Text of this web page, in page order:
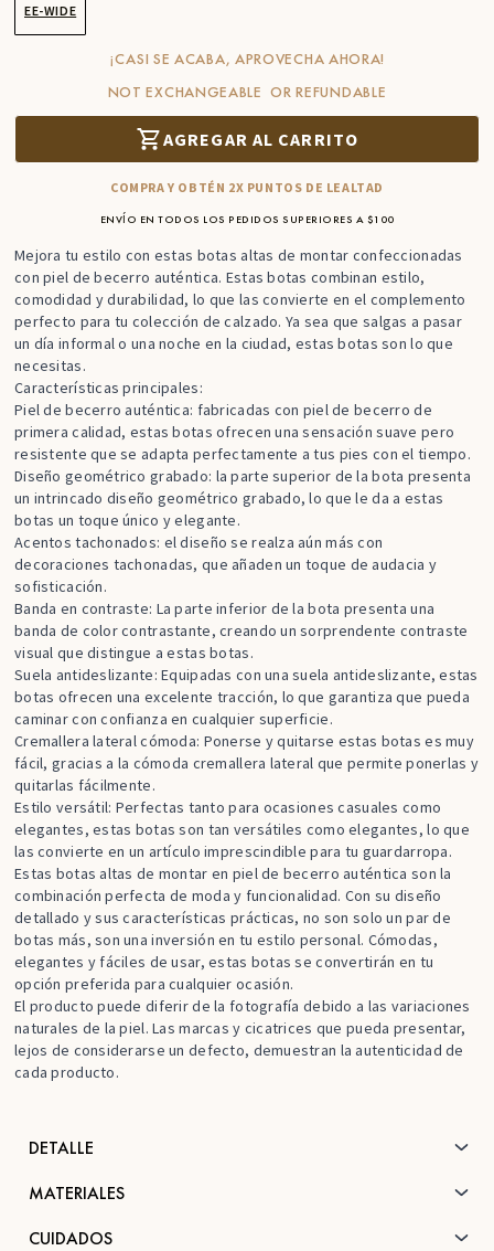
EE-WIDE
¡CASI SE ACABA, APROVECHA AHORA!
NOT EXCHANGEABLE OR REFUNDABLE
AGREGAR AL CARRITO
COMPRA Y OBTÉN 2X PUNTOS DE LEALTAD
ENVÍO EN TODOS LOS PEDIDOS SUPERIORES A $100
Mejora tu estilo con estas botas altas de montar confeccionadas
con piel de becerro auténtica. Estas botas combinan estilo,
comodidad y durabilidad, lo que las convierte en el complemento
perfecto para tu colección de calzado. Ya sea que salgas a pasar
un día informal o una noche en la ciudad, estas botas son lo que
necesitas.
Características principales:
Piel de becerro auténtica: fabricadas con piel de becerro de
primera calidad, estas botas ofrecen una sensación suave pero
resistente que se adapta perfectamente a tus pies con el tiempo.
Diseño geométrico grabado: la parte superior de la bota presenta
un intrincado diseño geométrico grabado, lo que le da a estas
botas un toque único y elegante.
Acentos tachonados: el diseño se realza aún más con
decoraciones tachonadas, que añaden un toque de audacia y
sofisticación.
Banda en contraste: La parte inferior de la bota presenta una
banda de color contrastante, creando un sorprendente contraste
visual que distingue a estas botas.
Suela antideslizante: Equipadas con una suela antideslizante, estas
botas ofrecen una excelente tracción, lo que garantiza que pueda
caminar con confianza en cualquier superficie.
Cremallera lateral cómoda: Ponerse y quitarse estas botas es muy
fácil, gracias a la cómoda cremallera lateral que permite ponerlas y
quitarlas fácilmente.
Estilo versátil: Perfectas tanto para ocasiones casuales como
elegantes, estas botas son tan versátiles como elegantes, lo que
las convierte en un artículo imprescindible para tu guardarropa.
Estas botas altas de montar en piel de becerro auténtica son la
combinación perfecta de moda y funcionalidad. Con su diseño
detallado y sus características prácticas, no son solo un par de
botas más, son una inversión en tu estilo personal. Cómodas,
elegantes y fáciles de usar, estas botas se convertirán en tu
opción preferida para cualquier ocasión.
El producto puede diferir de la fotografía debido a las variaciones
naturales de la piel. Las marcas y cicatrices que pueda presentar,
lejos de considerarse un defecto, demuestran la autenticidad de
cada producto.
DETALLE
MATERIALES
CUIDADOS